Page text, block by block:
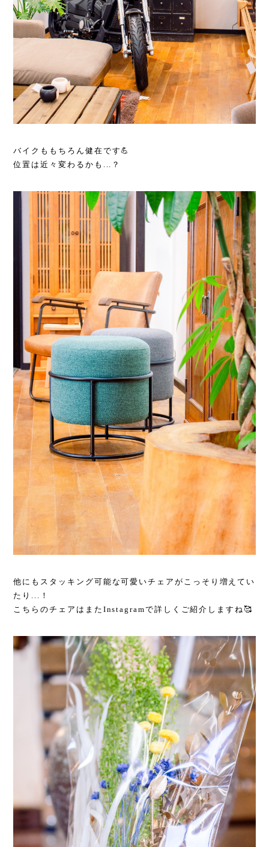
バイクももちろん健在です💪
位置は近々変わるかも...？
他にもスタッキング可能な可愛いチェアがこっそり増えてい
たり...！
こちらのチェアはまたInstagramで詳しくご紹介しますね🥰